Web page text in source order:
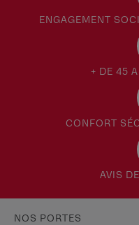
ENGAGEMENT
+ DE 45
CONFORT
AVIS
NOS PORTES